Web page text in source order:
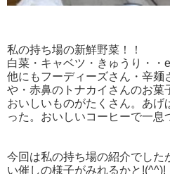
私の持ち場の新鮮野菜！！
白菜・キャベツ・きゅうり・・
他にもフーディーズさん・辛麺
や・赤鼻のトナカイさんのお菓
おいしいものがたくさん。あげ
った。おいしいコーヒーで一息
今回は私の持ち場の紹介でした
い催しの様子がみれるかと!(^^)!